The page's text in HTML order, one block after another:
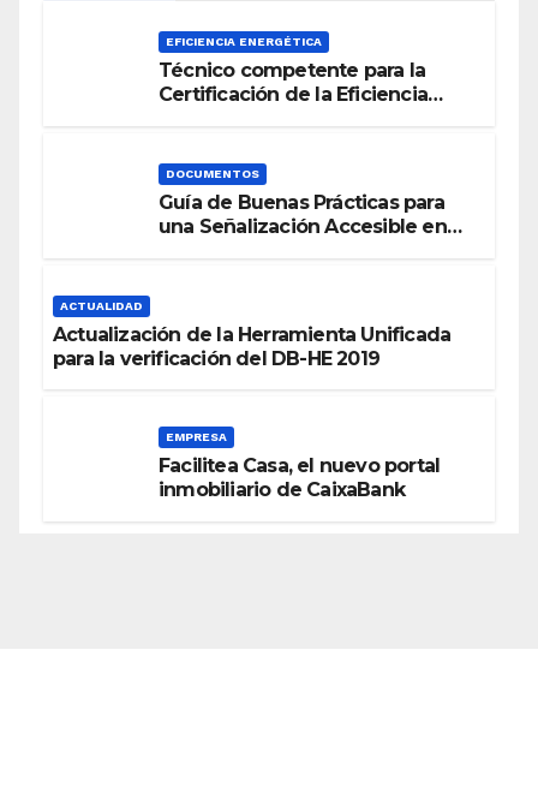
EFICIENCIA ENERGÉTICA
Técnico competente para la
Certificación de la Eficiencia
DOCUMENTOS
Guía de Buenas Prácticas para
una Señalización Accesible en
ACTUALIDAD
Actualización de la Herramienta Unificada
para la verificación del DB-HE 2019
EMPRESA
Facilitea Casa, el nuevo portal
inmobiliario de CaixaBank